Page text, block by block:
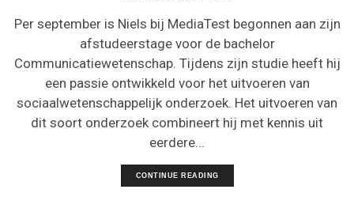
Per september is Niels bij MediaTest begonnen aan zijn
afstudeerstage voor de bachelor
Communicatiewetenschap. Tijdens zijn studie heeft hij
een passie ontwikkeld voor het uitvoeren van
sociaalwetenschappelijk onderzoek. Het uitvoeren van
dit soort onderzoek combineert hij met kennis uit
eerdere...
CONTINUE READING